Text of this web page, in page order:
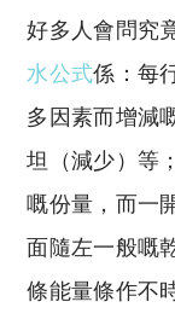
好多人會問究
水公式係：每
多因素而增減
坦（減少）等
嘅份量，而一
面隨左一般嘅
條能量條作不